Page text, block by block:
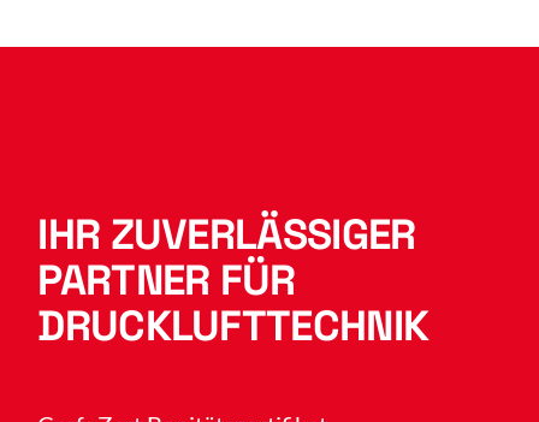
IHR ZUVERLÄSSIGER
PARTNER FÜR
DRUCKLUFTTECHNIK